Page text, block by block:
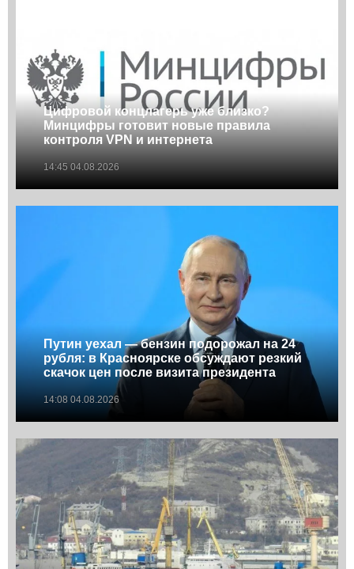
Цифровой концлагерь уже близко?
Минцифры готовит новые правила
контроля VPN и интернета
14:45 04.08.2026
Путин уехал — бензин подорожал на 24
рубля: в Красноярске обсуждают резкий
скачок цен после визита президента
14:08 04.08.2026